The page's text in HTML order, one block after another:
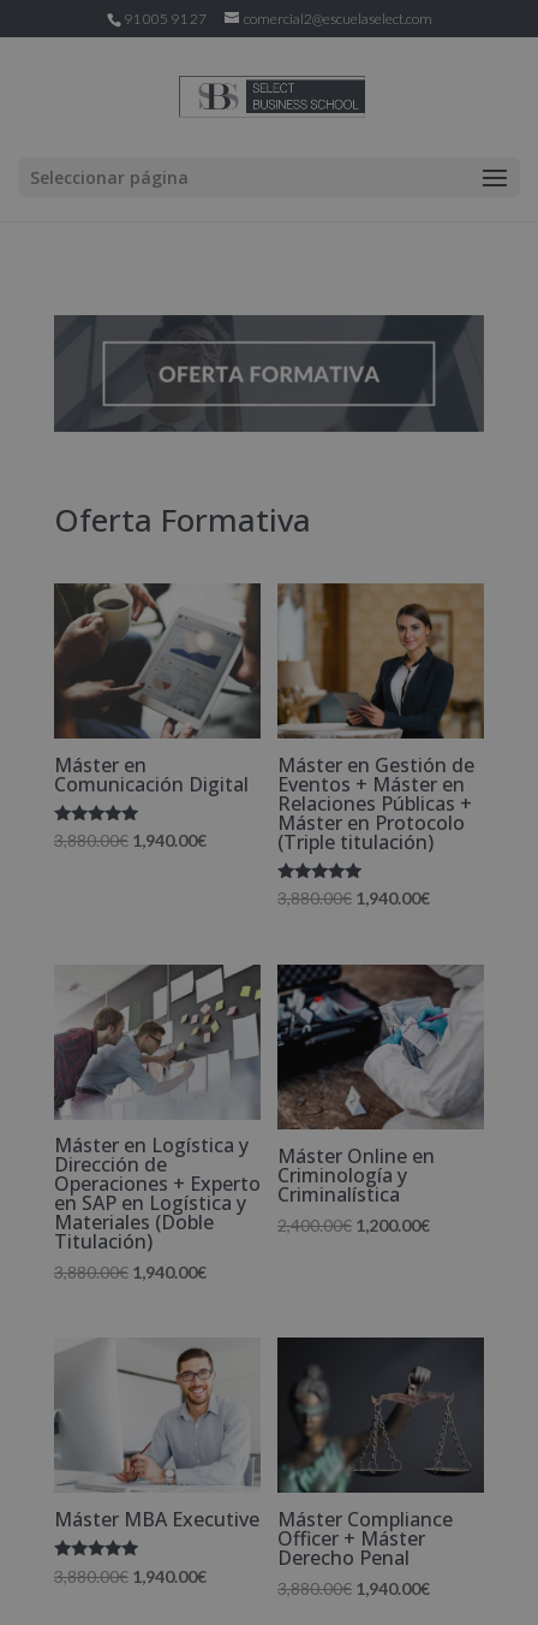
91 005 91 27 comercial2@escuelaselect.com
Seleccionar página
Oferta Formativa
Máster en
Comunicación Digital
Valorado
con
3,880.00€ El
3,880.00€.
1,940.00€El
1,940.00€.
Máster en Gestión de
Eventos + Máster en
Relaciones Públicas +
Máster en Protocolo
(Triple titulación)
Valorado
con
3,880.00€ El
original
era:
3,880.00€.
1,940.00€El
actual
es:
1,940.00€.
Máster en Logística y
Dirección de
Operaciones + Experto
en SAP en Logística y
Materiales (Doble
Titulación)
3,880.00€ El
3,880.00€.
1,940.00€El
es:
1,940.00€.
Máster Online en
Criminología y
Criminalística
2,400.00€ El
1,200.00€El
Máster MBA Executive
Valorado
con
3,880.00€ El
1,940.00€El
Máster Compliance
Officer + Máster
Derecho Penal
3,880.00€ El
1,940.00€El